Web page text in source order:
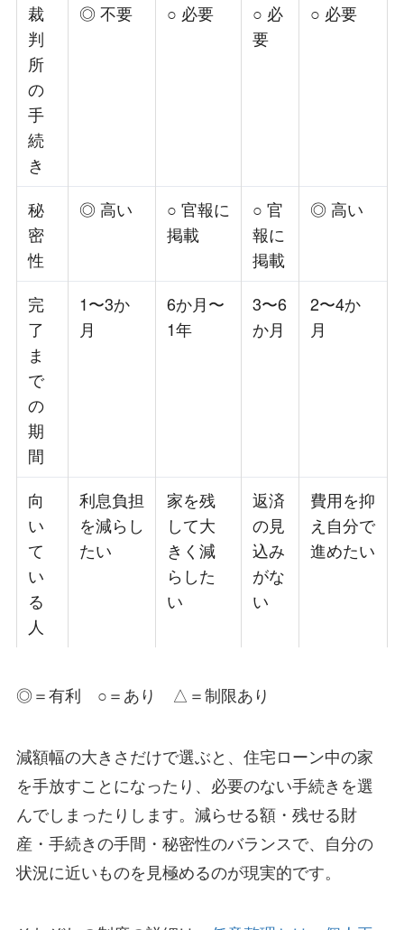
裁
判
所
の
手
続
き
◎ 不要 ○ 必要
○ 必
要
○ 必要
秘
密
性
◎ 高い
○ 官報に
掲載
○ 官
報に
掲載
◎ 高い
完
了
ま
で
の
期
間
1〜3か
月
6か月〜
1年
3〜6
か月
2〜4か
月
向
い
て
い
る
人
利息負担
を減らし
たい
家を残
して大
きく減
らした
い
返済
の見
込み
がな
い
費用を抑
え自分で
進めたい
◎＝有利 ○＝あり △＝制限あり
減額幅の大きさだけで選ぶと、住宅ローン中の家
を手放すことになったり、必要のない手続きを選
んでしまったりします。減らせる額・残せる財
産・手続きの手間・秘密性のバランスで、自分の
状況に近いものを見極めるのが現実的です。